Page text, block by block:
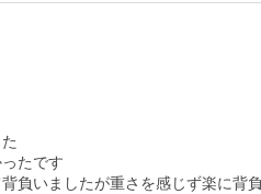
たです
負いましたが重さを感じず楽に背